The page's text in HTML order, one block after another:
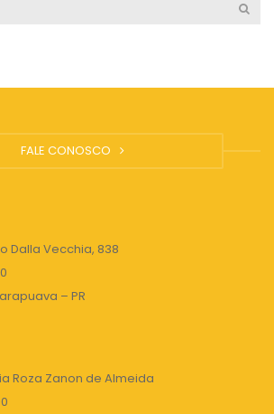
FALE CONOSCO
Dalla Vecchia, 838
– PR
Roza Zanon de Almeida